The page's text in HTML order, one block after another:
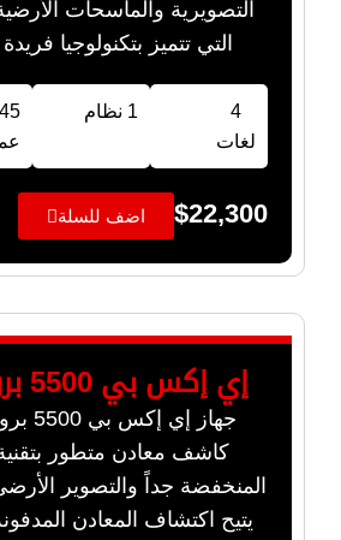
التصويرية والماسحات الأرضية
التي تتميز بتكنولوجيا
4
لغات
1 نظام
45 م
$22,300 اضف للسلة
إي إكس بي 5500 بروفيشنال
جهاز إي
كاشف معادن متطور
المنخفضة جداً والتصوير الأرضي
يتيح اكتشاف المعادن